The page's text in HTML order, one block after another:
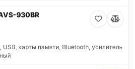
930BR
USB, карты памяти, Bluetooth, усилитель